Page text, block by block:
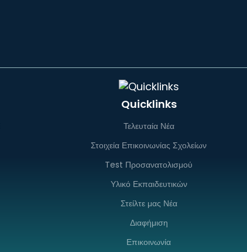
Quicklinks
Τελευταία Νέα
Στοιχεία Επικοινωνίας Σχολείων
Test Προσανατολισμού
Υλικό Εκπαιδευτικών
Στείλτε μας Νέα
Διαφήμιση
Επικοινωνία